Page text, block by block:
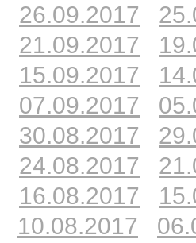
26.09.2017
21.09.2017
15.09.2017
07.09.2017
30.08.2017
24.08.2017
16.08.2017
10.08.2017